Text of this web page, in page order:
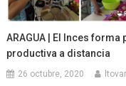
ARAGUA | El Inces
productiva a distancia
26 octubre, 2020 ltovar